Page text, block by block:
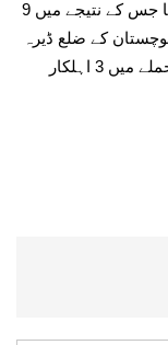
ژوب گریژن میں دہشت گردوں نے حملہ کیا تھا جس کے نتیجے میں 9
کے ضلع ڈیرہ
بگٹی کے علاقے سوئی میں دہشت گردوں کے حملے میں 3 اہلکار